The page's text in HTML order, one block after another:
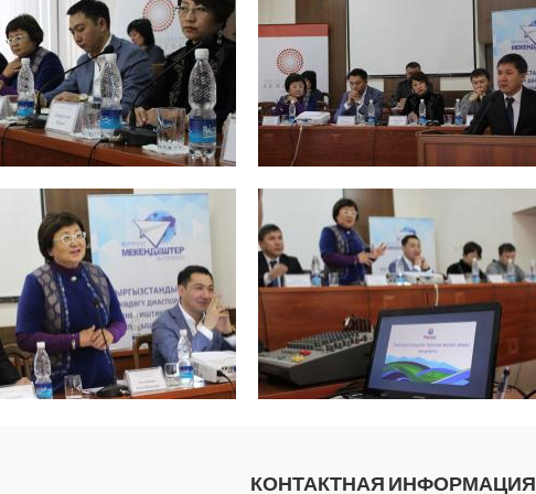
КОНТАКТНАЯ ИНФОРМАЦИЯ